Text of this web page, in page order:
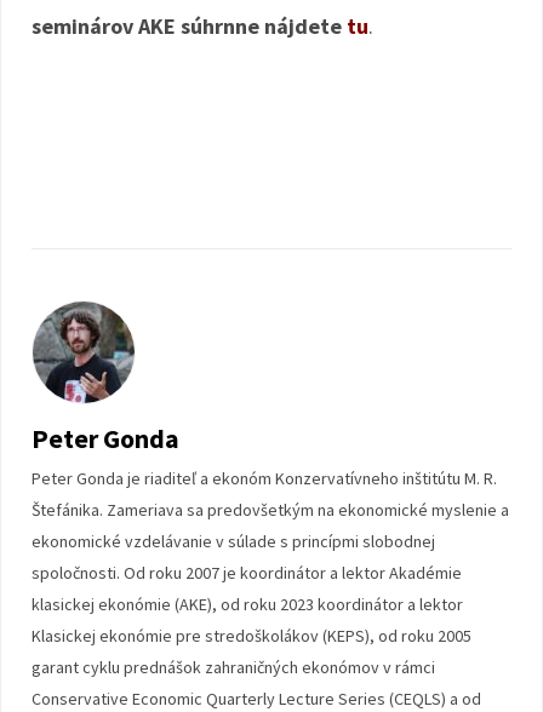
seminárov AKE súhrnne nájdete tu.
Peter Gonda
Peter Gonda je riaditeľ a ekonóm Konzervatívneho inštitútu M. R.
Štefánika. Zameriava sa predovšetkým na ekonomické myslenie a
ekonomické vzdelávanie v súlade s princípmi slobodnej
spoločnosti. Od roku 2007 je koordinátor a lektor Akadémie
klasickej ekonómie (AKE), od roku 2023 koordinátor a lektor
Klasickej ekonómie pre stredoškolákov (KEPS), od roku 2005
garant cyklu prednášok zahraničných ekonómov v rámci
Conservative Economic Quarterly Lecture Series (CEQLS) a od